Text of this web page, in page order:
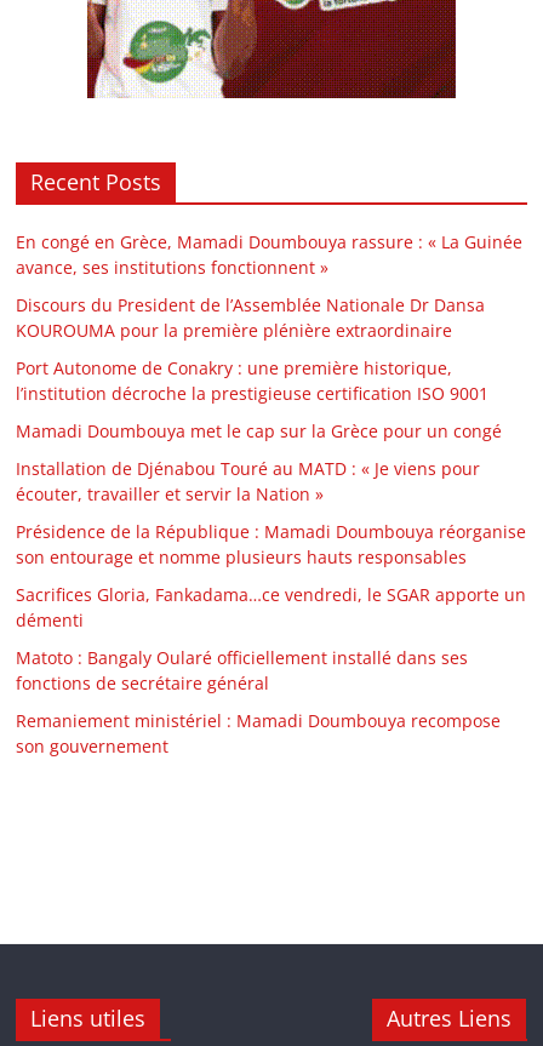
Recent Posts
En congé en Grèce, Mamadi Doumbouya rassure : « La Guinée
avance, ses institutions fonctionnent »
Discours du President de l’Assemblée Nationale Dr Dansa
KOUROUMA pour la première plénière extraordinaire
Port Autonome de Conakry : une première historique,
l’institution décroche la prestigieuse certification ISO 9001
Mamadi Doumbouya met le cap sur la Grèce pour un congé
Installation de Djénabou Touré au MATD : « Je viens pour
écouter, travailler et servir la Nation »
Présidence de la République : Mamadi Doumbouya réorganise
son entourage et nomme plusieurs hauts responsables
Sacrifices Gloria, Fankadama…ce vendredi, le SGAR apporte un
démenti
Matoto : Bangaly Oularé officiellement installé dans ses
fonctions de secrétaire général
Remaniement ministériel : Mamadi Doumbouya recompose
son gouvernement
Liens utiles Autres Liens